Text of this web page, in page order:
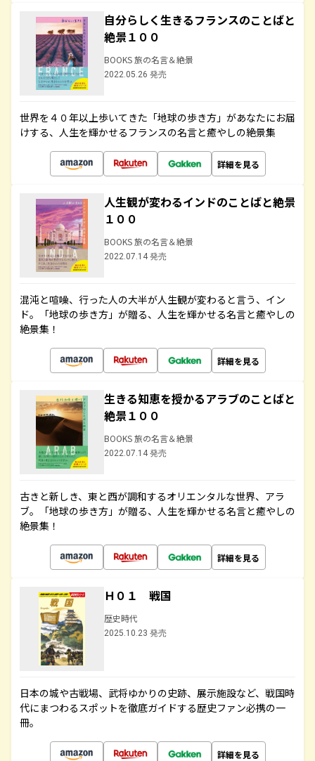
自分らしく生きるフランスのことばと
絶景１００
BOOKS 旅の名言＆絶景
2022.05.26 発売
世界を４０年以上歩いてきた「地球の歩き方」があなたにお届
けする、人生を輝かせるフランスの名言と癒やしの絶景集
詳細を見る
人生観が変わるインドのことばと絶景
１００
BOOKS 旅の名言＆絶景
2022.07.14 発売
混沌と喧噪、行った人の大半が人生観が変わると言う、イン
ド。「地球の歩き方」が贈る、人生を輝かせる名言と癒やしの
絶景集！
詳細を見る
生きる知恵を授かるアラブのことばと
絶景１００
BOOKS 旅の名言＆絶景
2022.07.14 発売
古きと新しき、東と西が調和するオリエンタルな世界、アラ
ブ。「地球の歩き方」が贈る、人生を輝かせる名言と癒やしの
絶景集！
詳細を見る
Ｈ０１ 戦国
歴史時代
2025.10.23 発売
日本の城や古戦場、武将ゆかりの史跡、展示施設など、戦国時
代にまつわるスポットを徹底ガイドする歴史ファン必携の一
冊。
詳細を見る